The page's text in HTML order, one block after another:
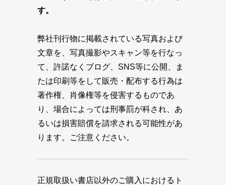
す。
弊社刊行物に掲載されている写真および
文章を、写真撮影やスキャン等を行なっ
て、許諾なくブログ、SNS等に公開、ま
たは印刷等をして販売・配布する行為は
著作権、肖像権等を侵害するものであ
り、場合によっては刑事罰が科され、あ
るいは損害賠償を請求される可能性があ
ります。ご注意ください。
正規取扱い書店以外のご購入におけるト